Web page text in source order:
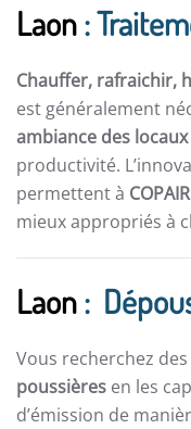
Laon:
Chauffer, rafraichir,
est généralement
ambiance des
productivité.
permettent à COPAIR
mieux appropriés à
Laon:
Vous recherchez
poussières en les
d’émission de